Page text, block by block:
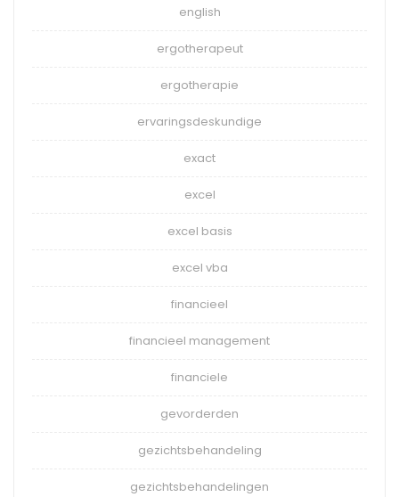
english
ergotherapeut
ergotherapie
ervaringsdeskundige
exact
excel
excel basis
excel vba
financieel
financieel management
financiele
gevorderden
gezichtsbehandeling
gezichtsbehandelingen